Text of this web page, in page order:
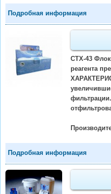
Подробная информация
CTX-43
реагента
Подробная информация